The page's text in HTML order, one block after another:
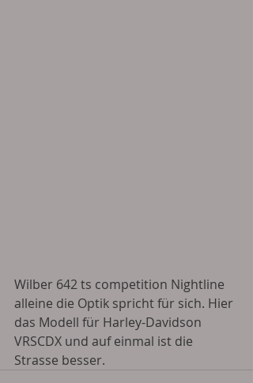
Wilber 642 ts competition Nightline
alleine die Optik spricht für sich. Hier
das Modell für Harley-Davidson
VRSCDX und auf einmal ist die
Strasse besser.